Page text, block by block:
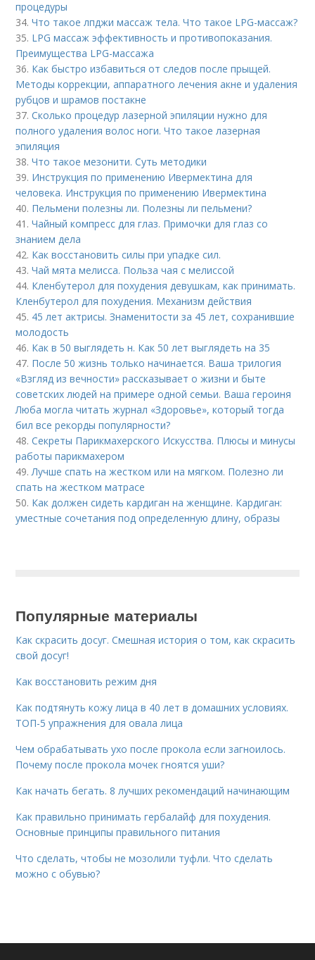
процедуры
34.Что такое лпджи массаж тела. Что такое LPG-массаж?
35. LPG массаж эффективность и противопоказания.
Преимущества LPG-массажа
36. Как быстро избавиться от следов после прыщей.
Методы коррекции, аппаратного лечения акне и удаления
рубцов и шрамов постакне
37.Сколько процедур лазерной эпиляции нужно для
полного удаления волос ноги. Что такое лазерная
эпиляция
38.Что такое мезонити. Суть методики
39. Инструкция по применению Ивермектина для
человека. Инструкция по применению Ивермектина
40. Пельмени полезны ли. Полезны ли пельмени?
41.Чайный компресс для глаз. Примочки для глаз со
знанием дела
42. Как восстановить силы при упадке сил.
43.Чай мята мелисса. Польза чая с мелиссой
44. Кленбутерол для похудения девушкам, как принимать.
Кленбутерол для похудения. Механизм действия
45. 45 лет актрисы. Знаменитости за 45 лет, сохранившие
молодость
46. Как в 50 выглядеть н. Как 50 лет выглядеть на 35
47. После 50 жизнь только начинается. Ваша трилогия
«Взгляд из вечности» рассказывает о жизни и быте
советских людей на примере одной семьи. Ваша героиня
Люба могла читать журнал «Здоровье», который тогда
бил все рекорды популярности?
48.Секреты Парикмахерского Искусства. Плюсы и минусы
работы парикмахером
49.Лучше спать на жестком или на мягком. Полезно ли
спать на жестком матрасе
50. Как должен сидеть кардиган на женщине. Кардиган:
уместные сочетания под определенную длину, образы
Популярные материалы
Как скрасить досуг. Смешная история о том, как скрасить
свой досуг!
Как восстановить режим дня
Как подтянуть кожу лица в 40 лет в домашних условиях.
ТОП-5 упражнения для овала лица
Чем обрабатывать ухо после прокола если загноилось.
Почему после прокола мочек гноятся уши?
Как начать бегать. 8 лучших рекомендаций начинающим
Как правильно принимать гербалайф для похудения.
Основные принципы правильного питания
Что сделать, чтобы не мозолили туфли. Что сделать
можно с обувью?